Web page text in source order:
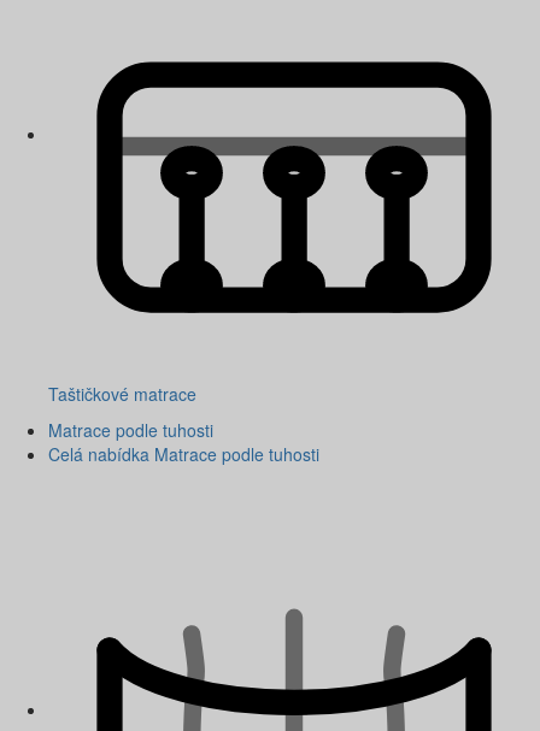
Taštičkové matrace
Matrace podle tuhosti
Celá nabídka Matrace podle tuhosti